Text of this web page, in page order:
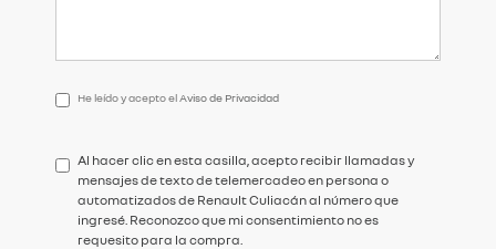
He
acepto
href='/privacy.aspx'
target='_blank'>Aviso
He leído y acepto el Aviso de Privacidad
Al hacer clic en esta casilla, acepto recibir llamadas y
mensajes de texto de telemercadeo en persona o
automatizados de Renault Culiacán al número que
ingresé. Reconozco que mi consentimiento no es
requesito para la compra.